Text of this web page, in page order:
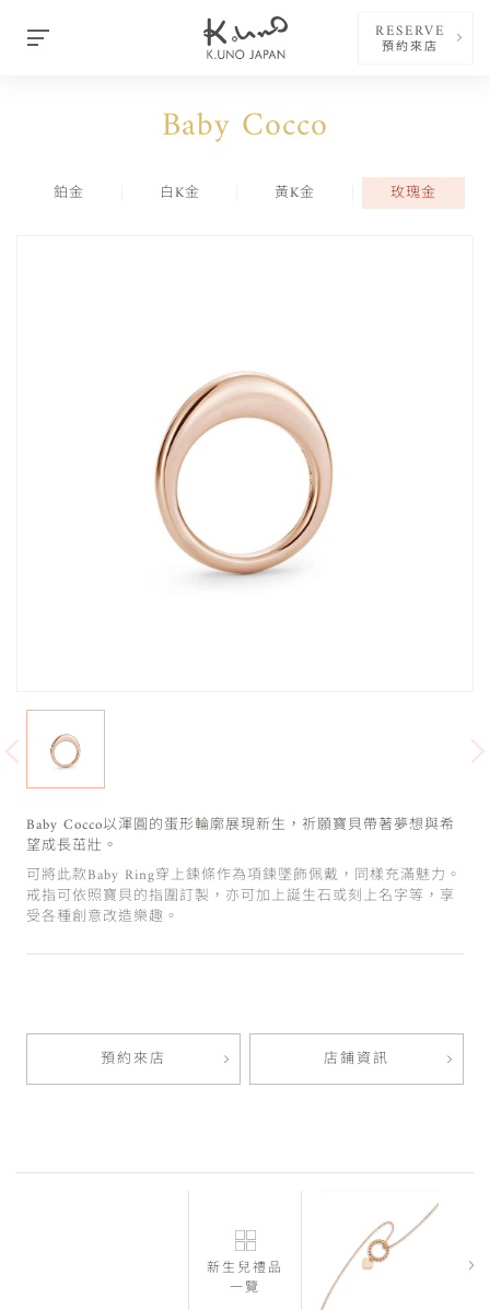
RESERVE
預約來店
Baby Cocco
鉑金 白K金 黃K金 玫瑰金
Baby Cocco以渾圓的蛋形輪廓展現新生，祈願寶貝帶著夢想與希
望成長茁壯。
可將此款Baby Ring穿上鍊條作為項鍊墜飾佩戴，同樣充滿魅力。
戒指可依照寶貝的指圍訂製，亦可加上誕生石或刻上名字等，享
受各種創意改造樂趣。
預約來店 店鋪資訊
新生兒禮品
一覽